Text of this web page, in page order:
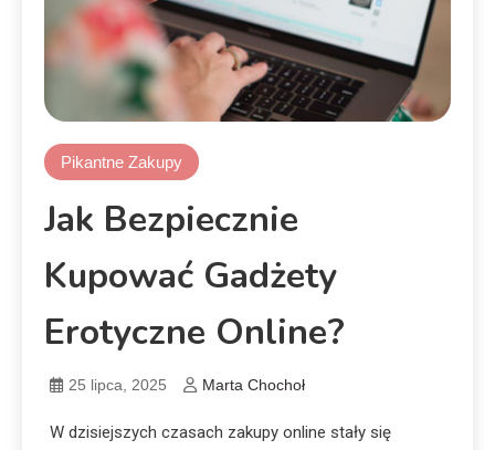
Pikantne Zakupy
Jak Bezpiecznie
Kupować Gadżety
Erotyczne Online?
25 lipca, 2025 Marta Chochoł
W dzisiejszych czasach zakupy online stały się